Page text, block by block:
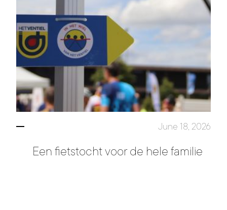
June 18, 2026
Een fietstocht voor de hele familie